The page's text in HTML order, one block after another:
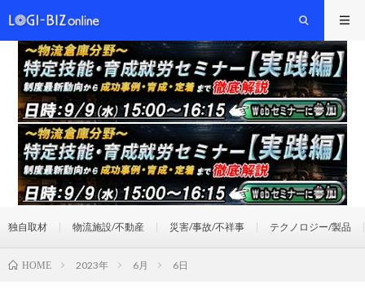
独自取材 物流施設/不動産 災害/事故/不祥事 テクノロジー/製品
HOME 2023年 6月 6日